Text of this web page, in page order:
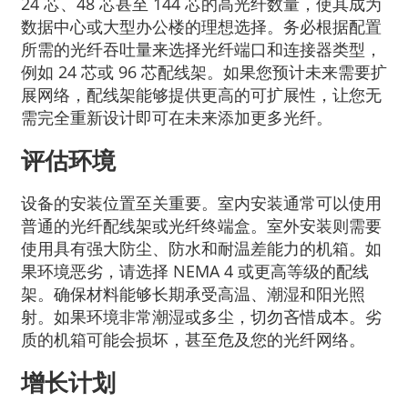
数据中心或大型办公楼的理想选择。务必根据配置
所需的光纤吞吐量来选择光纤端口和连接器类型，
例如 24 芯或 96 芯配线架。如果您预计未来需要扩
展网络，配线架能够提供更高的可扩展性，让您无
需完全重新设计即可在未来添加更多光纤。
评估环境
设备的安装位置至关重要。室内安装通常可以使用
普通的光纤配线架或光纤终端盒。室外安装则需要
使用具有强大防尘、防水和耐温差能力的机箱。如
果环境恶劣，请选择 NEMA 4 或更高等级的配线
架。确保材料能够长期承受高温、潮湿和阳光照
射。如果环境非常潮湿或多尘，切勿吝惜成本。劣
质的机箱可能会损坏，甚至危及您的光纤网络。
增长计划